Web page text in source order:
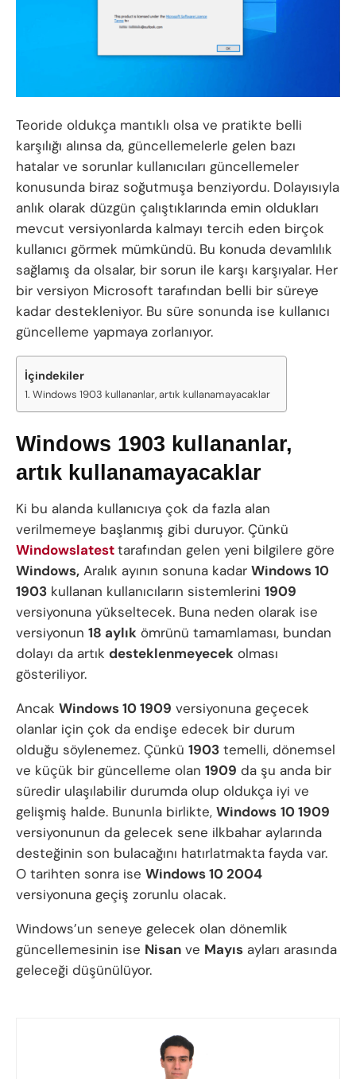
Teoride oldukça mantıklı olsa ve pratikte belli
karşılığı alınsa da, güncellemelerle gelen bazı
hatalar ve sorunlar kullanıcıları güncellemeler
konusunda biraz soğutmuşa benziyordu. Dolayısıyla
anlık olarak düzgün çalıştıklarında emin oldukları
mevcut versiyonlarda kalmayı tercih eden birçok
kullanıcı görmek mümkündü. Bu konuda devamlılık
sağlamış da olsalar, bir sorun ile karşı karşıyalar. Her
bir versiyon Microsoft tarafından belli bir süreye
kadar destekleniyor. Bu süre sonunda ise kullanıcı
güncelleme yapmaya zorlanıyor.
İçindekiler
Windows 1903 kullananlar, artık kullanamayacaklar
Windows 1903 kullananlar,
artık kullanamayacaklar
Ki bu alanda kullanıcıya çok da fazla alan
verilmemeye başlanmış gibi duruyor. Çünkü
Windowslatesttarafından gelen yeni bilgilere göre
Windows, Aralık ayının sonuna kadar Windows 10
1903 kullanan kullanıcıların sistemlerini 1909
versiyonuna yükseltecek. Buna neden olarak ise
versiyonun 18 aylık ömrünü tamamlaması, bundan
dolayı da artık desteklenmeyecek olması
gösteriliyor.
Ancak Windows 10 1909 versiyonuna geçecek
olanlar için çok da endişe edecek bir durum
olduğu söylenemez. Çünkü 1903 temelli, dönemsel
ve küçük bir güncelleme olan 1909 da şu anda bir
süredir ulaşılabilir durumda olup oldukça iyi ve
gelişmiş halde. Bununla birlikte, Windows 10 1909
versiyonunun da gelecek sene ilkbahar aylarında
desteğinin son bulacağını hatırlatmakta fayda var.
O tarihten sonra ise Windows 10 2004
versiyonuna geçiş zorunlu olacak.
Windows’un seneye gelecek olan dönemlik
güncellemesinin ise Nisan ve Mayıs ayları arasında
geleceği düşünülüyor.